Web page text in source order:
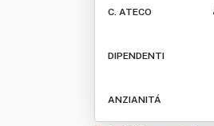
C. ATECO
DIPENDENTI
ANZIANITÁ